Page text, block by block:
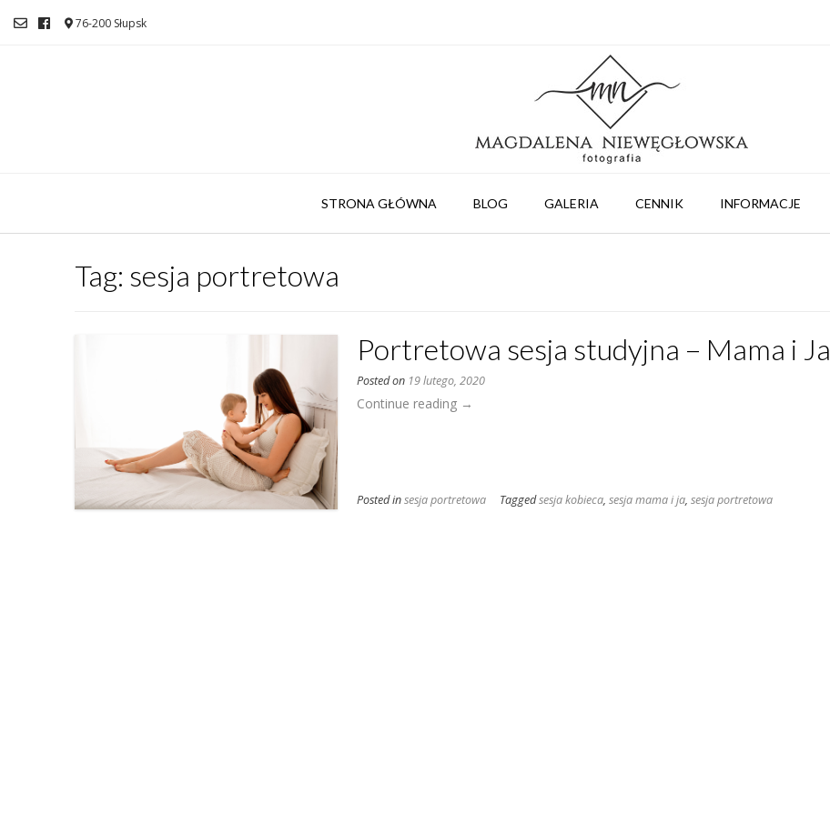
76-200 Słupsk
STRONA GŁÓWNA BLOG GALERIA CENNIK INFORMACJE
Tag: sesja portretowa
Portretowa sesja studyjna – Mama i Ja
Posted on 19 lutego, 2020
Continue reading „Portretowa
i
→
Posted insesja portretowa Taggedsesja kobieca,sesja mama i ja,sesja portretowa